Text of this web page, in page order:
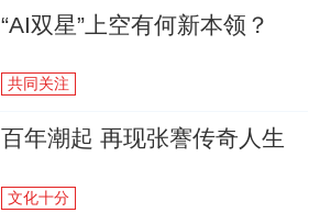
“AI双星”上空有何新本领？
共同关注
百年潮起 再现张謇传奇人生
文化十分